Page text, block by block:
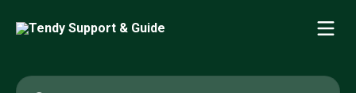
Sök bland våra artiklar …